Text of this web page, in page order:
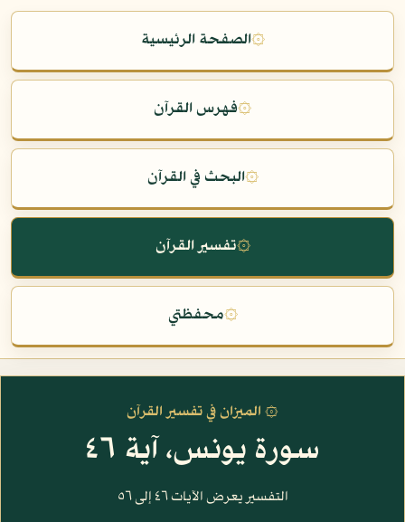
۞الصفحة الرئيسية
۞فهرس القرآن
۞البحث في القرآن
۞تفسير القرآن
۞محفظتي
۞ الميزان في تفسير القرآن
سورة يونس، آية ٤٦
التفسير يعرض الآيات ٤٦ إلى ٥٦